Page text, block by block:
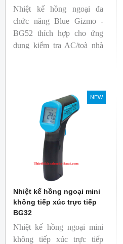
Nhiệt kế hồng ngoại đa
chức năng Blue Gizmo -
BG52 thích hợp cho ứng
dụng kiểm tra AC/toà nhà
NEW
Nhiệt kế hồng ngoại mini
không tiếp xúc trực tiếp
BG32
Nhiệt kế hồng ngoại mini
không tiếp xúc trực tiếp